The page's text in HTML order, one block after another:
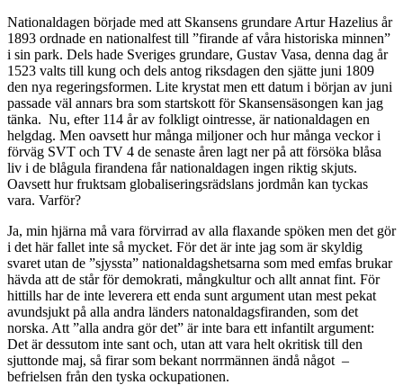
Nationaldagen började med att Skansens grundare Artur Hazelius år
1893 ordnade en nationalfest till ”firande af våra historiska minnen”
i sin park. Dels hade Sveriges grundare, Gustav Vasa, denna dag år
1523 valts till kung och dels antog riksdagen den sjätte juni 1809
den nya regeringsformen. Lite krystat men ett datum i början av juni
passade väl annars bra som startskott för Skansensäsongen kan jag
tänka. Nu, efter 114 år av folkligt ointresse, är nationaldagen en
helgdag. Men oavsett hur många miljoner och hur många veckor i
förväg SVT och TV 4 de senaste åren lagt ner på att försöka blåsa
liv i de blågula firandena får nationaldagen ingen riktig skjuts.
Oavsett hur fruktsam globaliseringsrädslans jordmån kan tyckas
vara. Varför?
Ja, min hjärna må vara förvirrad av alla flaxande spöken men det gör
i det här fallet inte så mycket. För det är inte jag som är skyldig
svaret utan de ”sjyssta” nationaldagshetsarna som med emfas brukar
hävda att de står för demokrati, mångkultur och allt annat fint. För
hittills har de inte leverera ett enda sunt argument utan mest pekat
avundsjukt på alla andra länders natonaldagsfiranden, som det
norska. Att ”alla andra gör det” är inte bara ett infantilt argument:
Det är dessutom inte sant och, utan att vara helt okritisk till den
sjuttonde maj, så firar som bekant norrmännen ändå något –
befrielsen från den tyska ockupationen.